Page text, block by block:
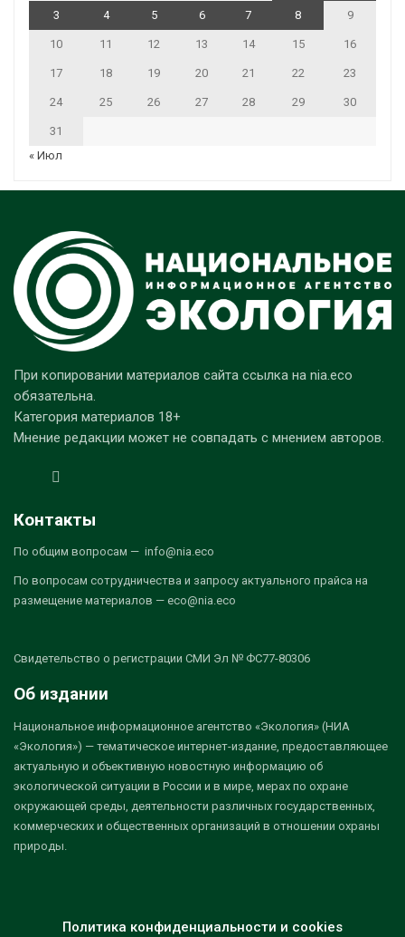
3 4 5 6 7 8 9
10 11 12 13 14 15 16
17 18 19 20 21 22 23
24 25 26 27 28 29 30
31
« Июл
При копировании материалов сайта ссылка на nia.eco
обязательна.
Категория материалов 18+
Мнение редакции может не совпадать с мнением авторов.
Контакты
По общим вопросам — info@nia.eco
По вопросам сотрудничества и запросу актуального прайса на
размещение материалов — eco@nia.eco
Свидетельство о регистрации СМИ Эл № ФС77-80306
Об издании
Национальное информационное агентство «Экология» (НИА
«Экология») — тематическое интернет-издание, предоставляющее
актуальную и объективную новостную информацию об
экологической ситуации в России и в мире, мерах по охране
окружающей среды, деятельности различных государственных,
коммерческих и общественных организаций в отношении охраны
природы.
Политика конфиденциальности и cookies